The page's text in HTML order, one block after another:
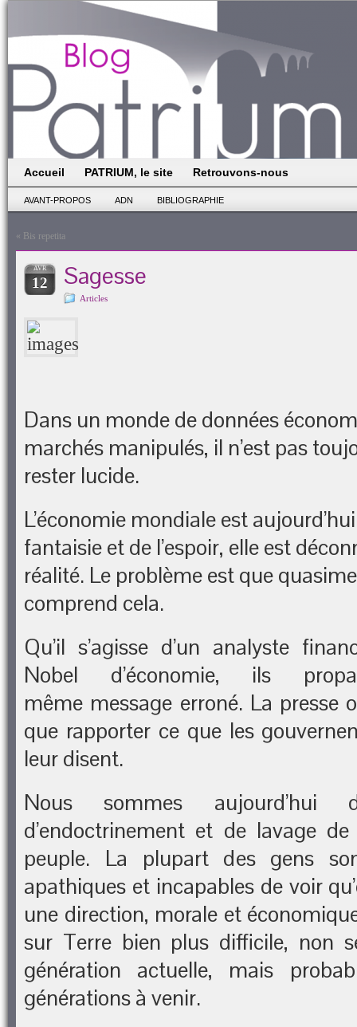
Accueil PATRIUM, le site Retrouvons-nous
AVANT-PROPOS ADN BIBLIOGRAPHIE
« Bis repetita
AVR
12 Sagesse
Articles
Dans un monde de données
marchés manipulés, il n’est pas
rester lucide.
L’économie mondiale est
fantaisie et de l’espoir, elle est
réalité. Le problème est que
comprend cela.
Qu’il s’agisse d’un analyste
Nobel d’économie, ils
même message erroné. La presse
que rapporter ce que les
leur disent.
Nous sommes
d’endoctrinement et de lavage
peuple. La plupart des gens
apathiques et incapables de voir
une direction, morale et
sur Terre bien plus difficile, non
génération actuelle, mais
générations à venir.